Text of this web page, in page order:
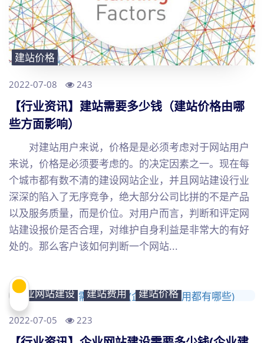
建站价格
2022-07-08 243
【行业资讯】建站需要多少钱（建站价格由哪
些方面影响）
对建站用户来说，价格是是必须考虑对于网站用户
来说，价格是必须要考虑的。的决定因素之一。现在每
个城市都有数不清的建设网站企业，并且网站建设行业
深深的陷入了无序竞争，绝大部分公司比拼的不是产品
以及服务质量，而是价位。对用户而言，判断和评定网
站建设报价是否合理，对维护自身利益是非常大的有好
处的。那么客户该如何判断一个网站...
企业网站建设 建站费用 建站价格
2022-07-05 223